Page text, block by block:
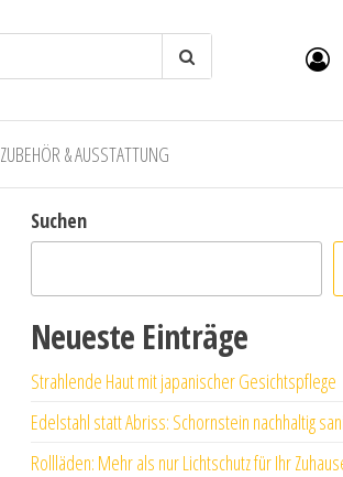
ZUBEHÖR & AUSSTATTUNG
Suchen
Neueste Einträge
Strahlende Haut mit japanischer Gesichtspflege
Edelstahl statt Abriss: Schornstein nachhaltig
Rollläden: Mehr als nur Lichtschutz für Ihr